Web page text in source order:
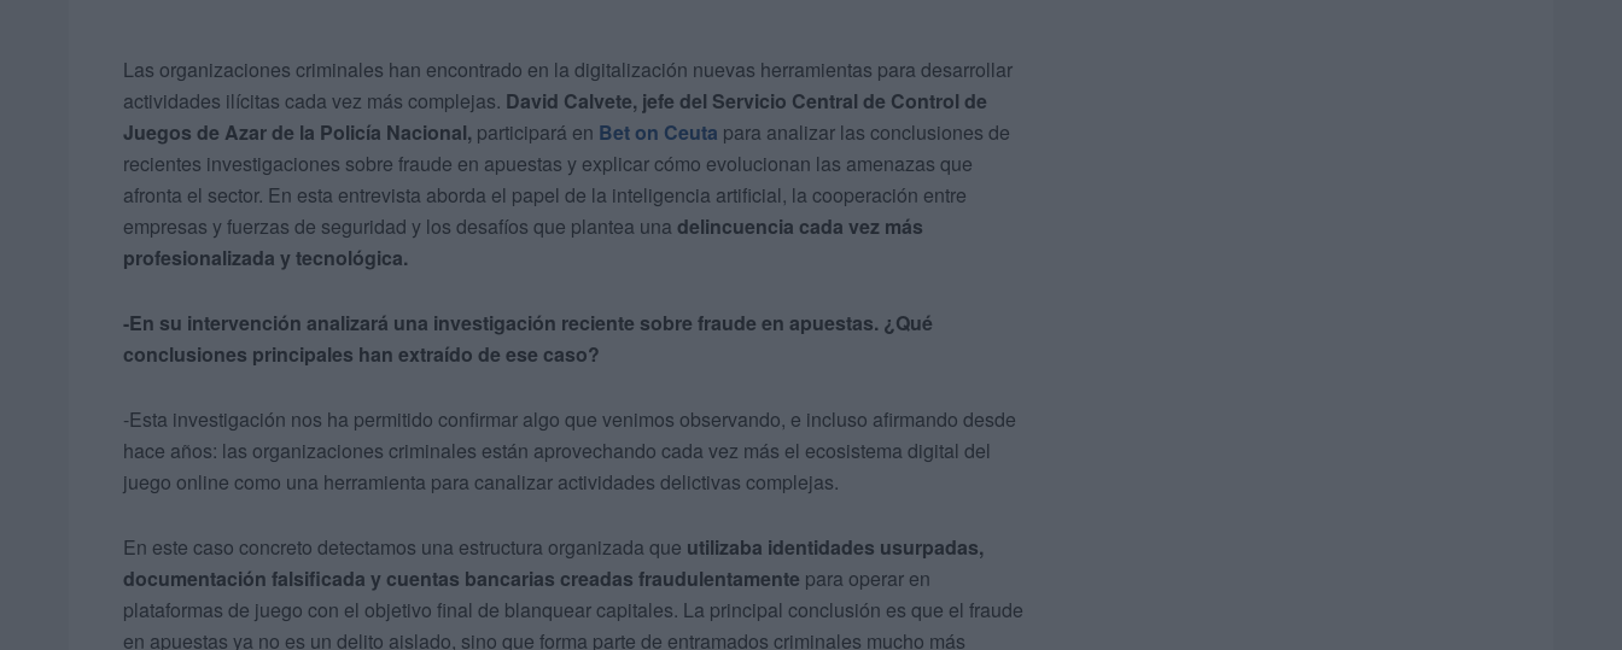
Las organizaciones criminales han encontrado en la digitalización nuevas herramientas para desarrollar
actividades ilícitas cada vez más complejas. David Calvete, jefe del Servicio Central de Control de
Juegos de Azar de la Policía Nacional, participará en Bet on Ceuta para analizar las conclusiones de
recientes investigaciones sobre fraude en apuestas y explicar cómo evolucionan las amenazas que
afronta el sector. En esta entrevista aborda el papel de la inteligencia artificial, la cooperación entre
empresas y fuerzas de seguridad y los desafíos que plantea una delincuencia cada vez más
profesionalizada y tecnológica.
-En su intervención analizará una investigación reciente sobre fraude en apuestas. ¿Qué
conclusiones principales han extraído de ese caso?
-Esta investigación nos ha permitido confirmar algo que venimos observando, e incluso afirmando desde
hace años: las organizaciones criminales están aprovechando cada vez más el ecosistema digital del
juego online como una herramienta para canalizar actividades delictivas complejas.
En este caso concreto detectamos una estructura organizada que utilizaba identidades usurpadas,
documentación falsificada y cuentas bancarias creadas fraudulentamente para operar en
plataformas de juego con el objetivo final de blanquear capitales. La principal conclusión es que el fraude
en apuestas ya no es un delito aislado, sino que forma parte de entramados criminales mucho más